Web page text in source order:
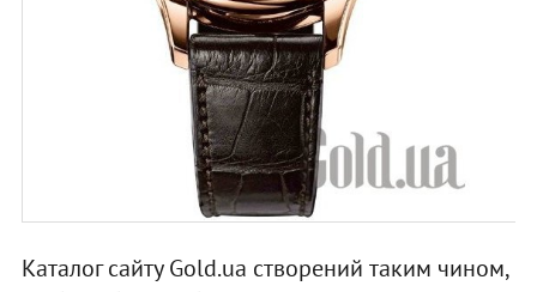
Каталог сайту Gold.ua створений таким чином,